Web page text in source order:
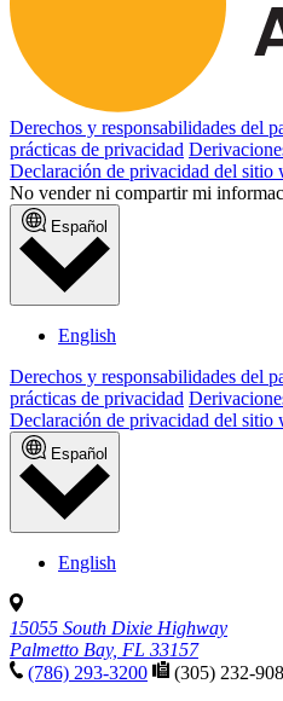
Derechos y responsabilidades del
prácticas de privacidad
Declaración de privacidad del sitio
No vender ni compartir mi
Español
English
Derechos y responsabilidades del
prácticas de privacidad
Declaración de privacidad del sitio
Español
English
15055 South Dixie Highway
Palmetto Bay, FL 33157
(786) 293-3200
(305) 232-